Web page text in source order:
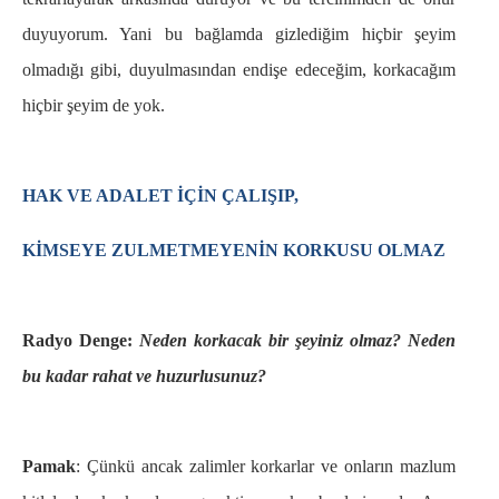
duyuyorum. Yani bu bağlamda gizlediğim hiçbir şeyim
olmadığı gibi, duyulmasından endişe edeceğim, korkacağım
hiçbir şeyim de yok.
HAK VE ADALET İÇİN ÇALIŞIP,
KİMSEYE ZULMETMEYENİN KORKUSU OLMAZ
Radyo Denge: Neden korkacak bir şeyiniz olmaz? Neden
bu kadar rahat ve huzurlusunuz?
Pamak: Çünkü ancak zalimler korkarlar ve onların mazlum